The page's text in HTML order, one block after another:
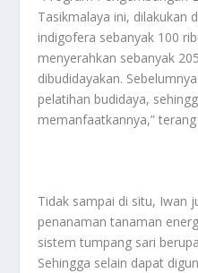
Tasikmalaya ini, dilakukan
indigofera sebanyak 100
menyerahkan sebanyak
dibudidayakan.
pelatihan budidaya,
memanfaatkannya,”
Tidak sampai di situ, Iwan
penanaman tanaman
sistem tumpang sari
Sehingga selain dapat